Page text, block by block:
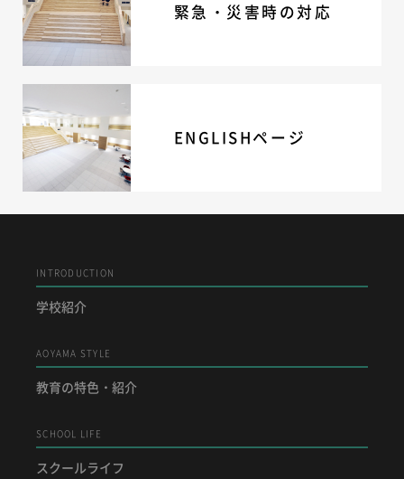
緊急・災害時の対応
ENGLISHページ
INTRODUCTION
学校紹介
AOYAMA STYLE
教育の特色・紹介
SCHOOL LIFE
スクールライフ